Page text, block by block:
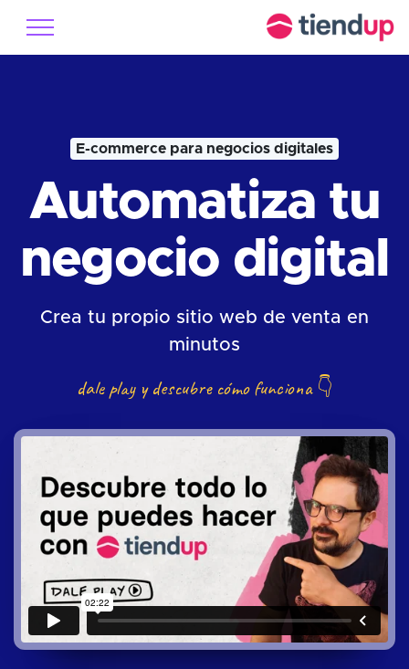
E-commerce para negocios digitales
Automatiza tu
negocio digital
Crea tu propio sitio web de venta en
minutos
dale play y descubre cómo funciona 👇